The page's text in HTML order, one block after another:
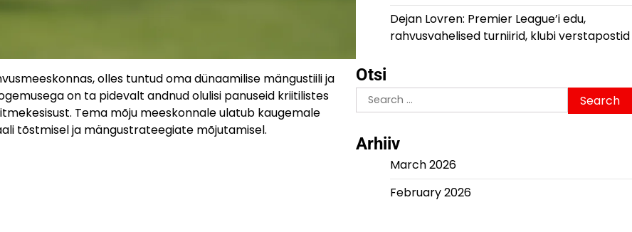
olles tuntud oma dünaamilise mängustiili ja
on ta pidevalt andnud olulisi panuseid kriitilistes
Tema mõju meeskonnale ulatub kaugemale
tõstmisel ja mängustrateegiate mõjutamisel.
Dejan Lovren: Premier League’i edu,
rahvusvahelised turniirid, klubi verstapostid
Otsi
Search
for:
Arhiiv
March 2026
February 2026